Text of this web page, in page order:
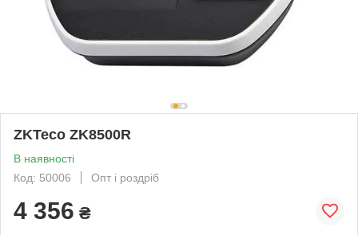
ZKTeco ZK8500R
В наявності
Код: 50006
Опт і роздріб
4 356 ₴